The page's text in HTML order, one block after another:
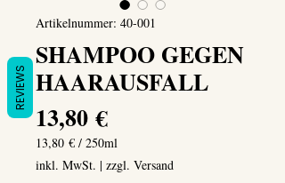
Artikelnummer: 40-001
SHAMPOO GEGEN
HAARAUSFALL
13,80 €Preis
13,80 € / 250ml
13,80 €
pro
inkl. MwSt. | zzgl. Versand
REVIEWS